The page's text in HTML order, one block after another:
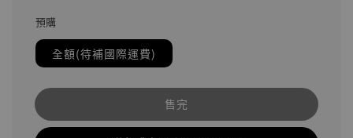
預購
全額(待補國際運費)
售完